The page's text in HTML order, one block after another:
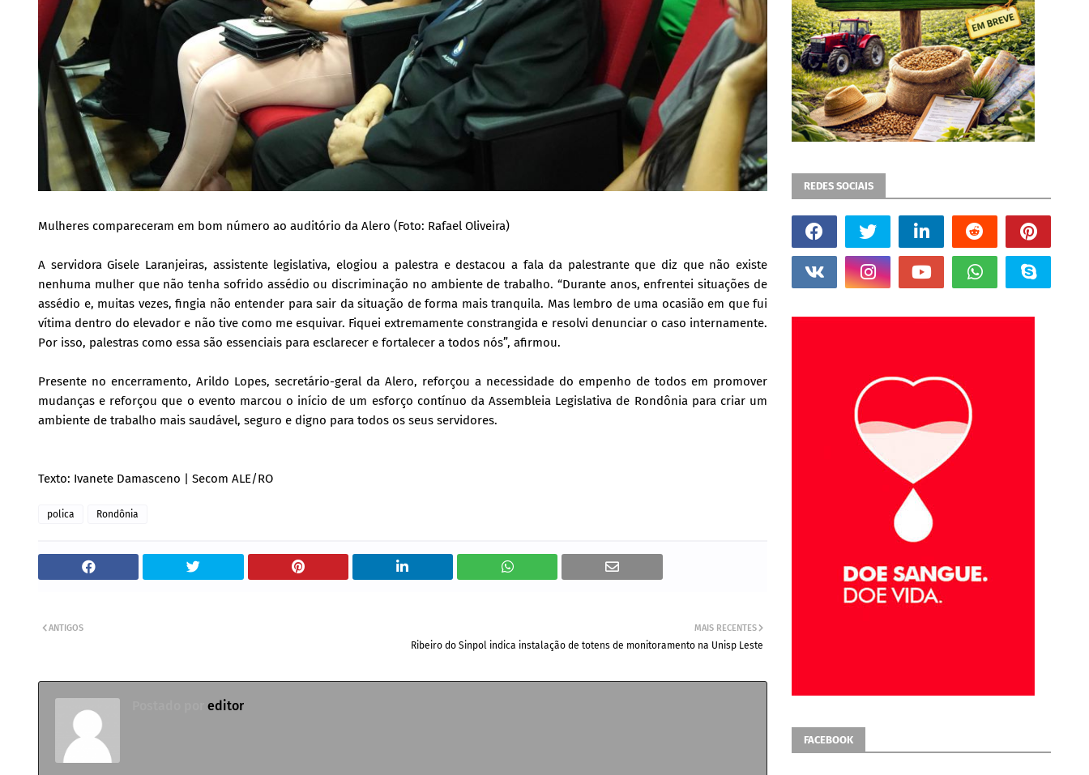
Mulheres compareceram em bom número ao auditório da Alero (Foto: Rafael Oliveira)
A servidora Gisele Laranjeiras, assistente legislativa, elogiou a palestra e destacou a fala da palestrante que diz que não existe
nenhuma mulher que não tenha sofrido assédio ou discriminação no ambiente de trabalho. “Durante anos, enfrentei situações de
assédio e, muitas vezes, fingia não entender para sair da situação de forma mais tranquila. Mas lembro de uma ocasião em que fui
vítima dentro do elevador e não tive como me esquivar. Fiquei extremamente constrangida e resolvi denunciar o caso internamente.
Por isso, palestras como essa são essenciais para esclarecer e fortalecer a todos nós”, afirmou.
Presente no encerramento, Arildo Lopes, secretário-geral da Alero, reforçou a necessidade do empenho de todos em promover
mudanças e reforçou que o evento marcou o início de um esforço contínuo da Assembleia Legislativa de Rondônia para criar um
ambiente de trabalho mais saudável, seguro e digno para todos os seus servidores.
Texto: Ivanete Damasceno | Secom ALE/RO
polica Rondônia
MAIS RECENTES
Ribeiro do Sinpol indica instalação de totens de monitoramento na Unisp Leste
ANTIGOS
editor
REDES SOCIAIS
FACEBOOK